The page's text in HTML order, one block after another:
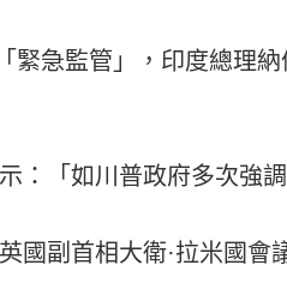
急監管」，印度總理
「如川普政府多次強
副首相大衛·拉米國會